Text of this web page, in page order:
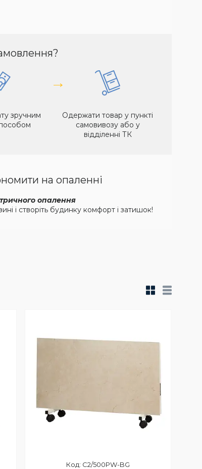
зручним
→
Одержати товар у пункті
самовивозу або у
відділенні ТК
на опаленні
опалення
і створіть будинку комфорт і затишок!
C2/500PW-BG